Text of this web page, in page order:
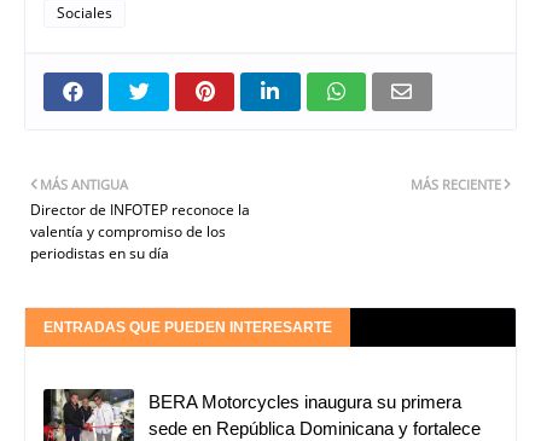
Sociales
MÁS RECIENTE
MÁS ANTIGUA
Director de INFOTEP reconoce la
valentía y compromiso de los
periodistas en su día
ENTRADAS QUE PUEDEN INTERESARTE
BERA Motorcycles inaugura su primera
sede en República Dominicana y fortalece